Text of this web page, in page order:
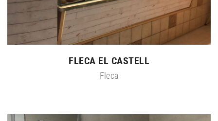
FLECA EL CASTELL
Fleca